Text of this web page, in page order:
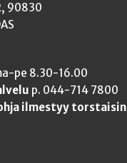
90830
pe 8.30-16.00
p. 044-714 7800
ilmestyy torstaisin